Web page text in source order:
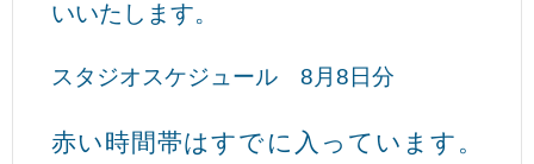
いいたします。
スタジオスケジュール 8月8日分
赤い時間帯はすでに入っています。